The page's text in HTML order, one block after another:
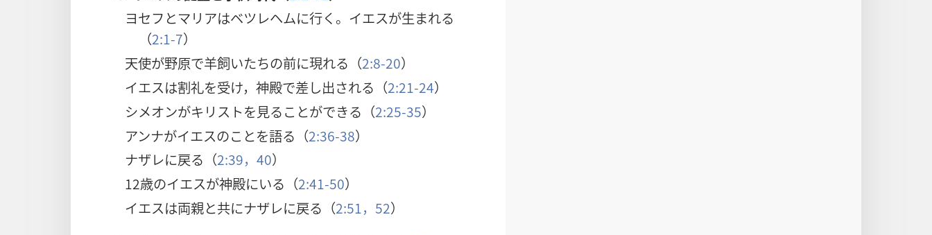
ヨセフとマリアはベツレヘムに行く。イエスが生まれる
（2:1-7）
天使が野原で羊飼いたちの前に現れる（2:8-20）
イエスは割礼を受け，神殿で差し出される（2:21-24）
シメオンがキリストを見ることができる（2:25-35）
アンナがイエスのことを語る（2:36-38）
ナザレに戻る（2:39，40）
12歳のイエスが神殿にいる（2:41-50）
イエスは両親と共にナザレに戻る（2:51，52）